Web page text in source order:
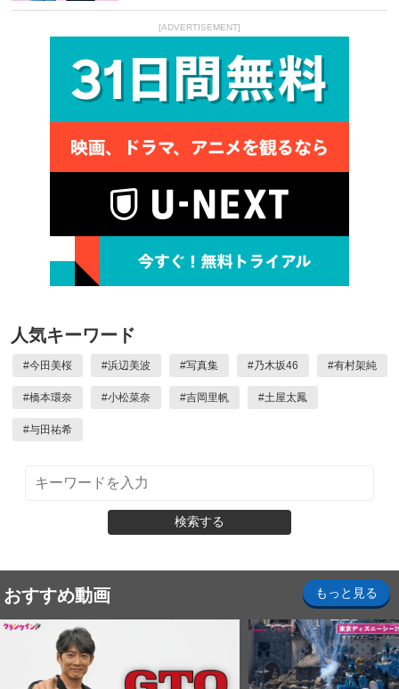
[ADVERTISEMENT]
人気キーワード
#今田美桜 #浜辺美波 #写真集 #乃木坂46 #有村架純
#橋本環奈 #小松菜奈 #吉岡里帆 #土屋太鳳
#与田祐希
検索する
おすすめ動画 もっと見る